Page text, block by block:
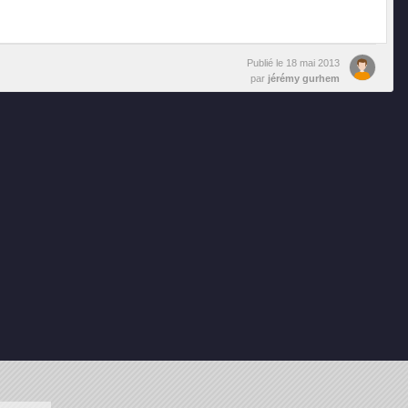
Publié le 18 mai 2013
par jérémy gurhem